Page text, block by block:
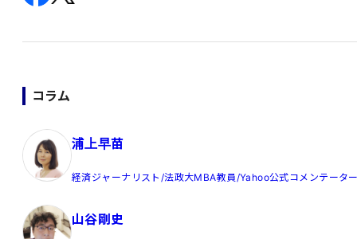
コラム
浦上早苗
経済ジャーナリスト/法政大MBA教員/Yahoo公式コメンテータ
山谷剛史